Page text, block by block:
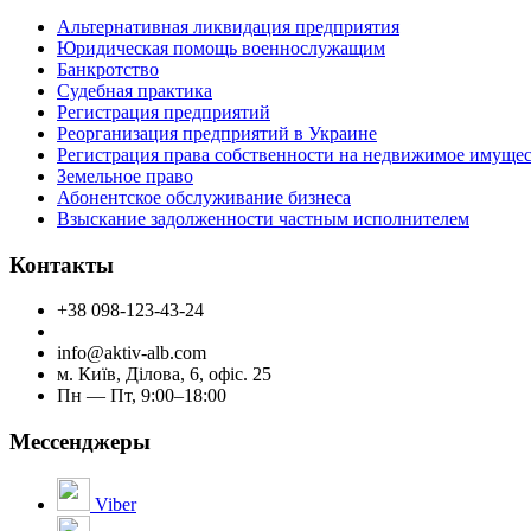
Альтернативная ликвидация предприятия
Юридическая помощь военнослужащим
Банкротство
Судебная практика
Регистрация предприятий
Реорганизация предприятий в Украине
Регистрация права собственности на недвижимое
Земельное право
Абонентское обслуживание бизнеса
Взыскание задолженности частным исполнителем
Контакты
+38 098-123-43-24
info@aktiv-alb.com
м. Київ, Ділова, 6, офіс. 25
Пн — Пт, 9:00–18:00
Мессенджеры
Viber